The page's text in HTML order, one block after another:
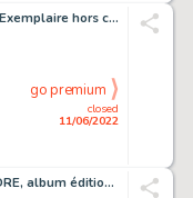
SERIGRAPHIE LE NOVICE. Exemplaire hors commerce numéroté...
closed
11/06/2022
go premium
LUCKY LUKE, LE PIED-TENDRE, album édition originale...